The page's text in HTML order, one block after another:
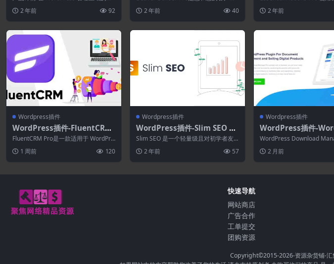
2 年前 92
ess页面生成器插件
2 年前 40
o 6.0.4
2 年前
Wordpress插件
WordPress插件-FluentCRM
Pro 3.1.11–WordPress营销
自动化
FluentCRM Pro是一款适用于 WordPre
1 周前 120
Wordpress插件
WordPress插件-Slim SEO 2.
6.9–自动化WordPress SEO插
件
Slim SEO 是一个轻量级且对初学者友
2 年前 57
Wordpress插件
WordPress插件-
Download
dons(WordPress
Manager Pro拓展)
WordPress Download
2 月前
快速导航
网站商店
广告合作
工单提交
团购资源
Copyright©2015-2026-资源杂货铺-